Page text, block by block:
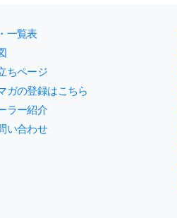
一覧表
ちページ
ガの登録はこちら
ラー紹介
い合わせ